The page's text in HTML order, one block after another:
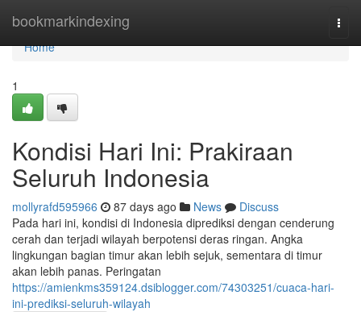
bookmarkindexing
Home
Home
1
Kondisi Hari Ini: Prakiraan
Seluruh Indonesia
mollyrafd595966 87 days ago News
Discuss
Pada hari ini, kondisi di Indonesia diprediksi dengan cenderung
cerah dan terjadi wilayah berpotensi deras ringan. Angka
lingkungan bagian timur akan lebih sejuk, sementara di timur
akan lebih panas. Peringatan
https://amienkms359124.dsiblogger.com/74303251/cuaca-hari-
ini-prediksi-seluruh-wilayah